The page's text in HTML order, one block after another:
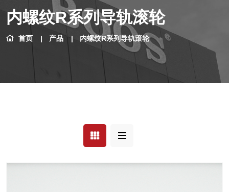
内螺纹R系列导轨滚轮
首页 产品 内螺纹R系列导轨滚轮